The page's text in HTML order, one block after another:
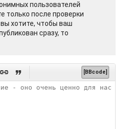
пользователей
только после проверки
хотите, чтобы ваш
сразу, то
  [BBcode]